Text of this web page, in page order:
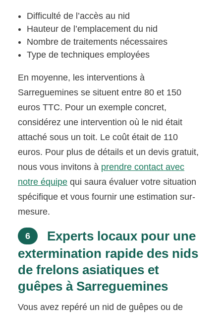
Difficulté de l’accès au nid
Hauteur de l’emplacement du nid
Nombre de traitements nécessaires
Type de techniques employées
En moyenne, les interventions à
Sarreguemines se situent entre 80 et 150
euros TTC. Pour un exemple concret,
considérez une intervention où le nid était
attaché sous un toit. Le coût était de 110
euros. Pour plus de détails et un devis gratuit,
nous vous invitons à prendre contact avec
notre équipe qui saura évaluer votre situation
spécifique et vous fournir une estimation sur-
mesure.
6
Experts locaux pour une
extermination rapide des nids
de frelons asiatiques et
guêpes à Sarreguemines
Vous avez repéré un nid de guêpes ou de